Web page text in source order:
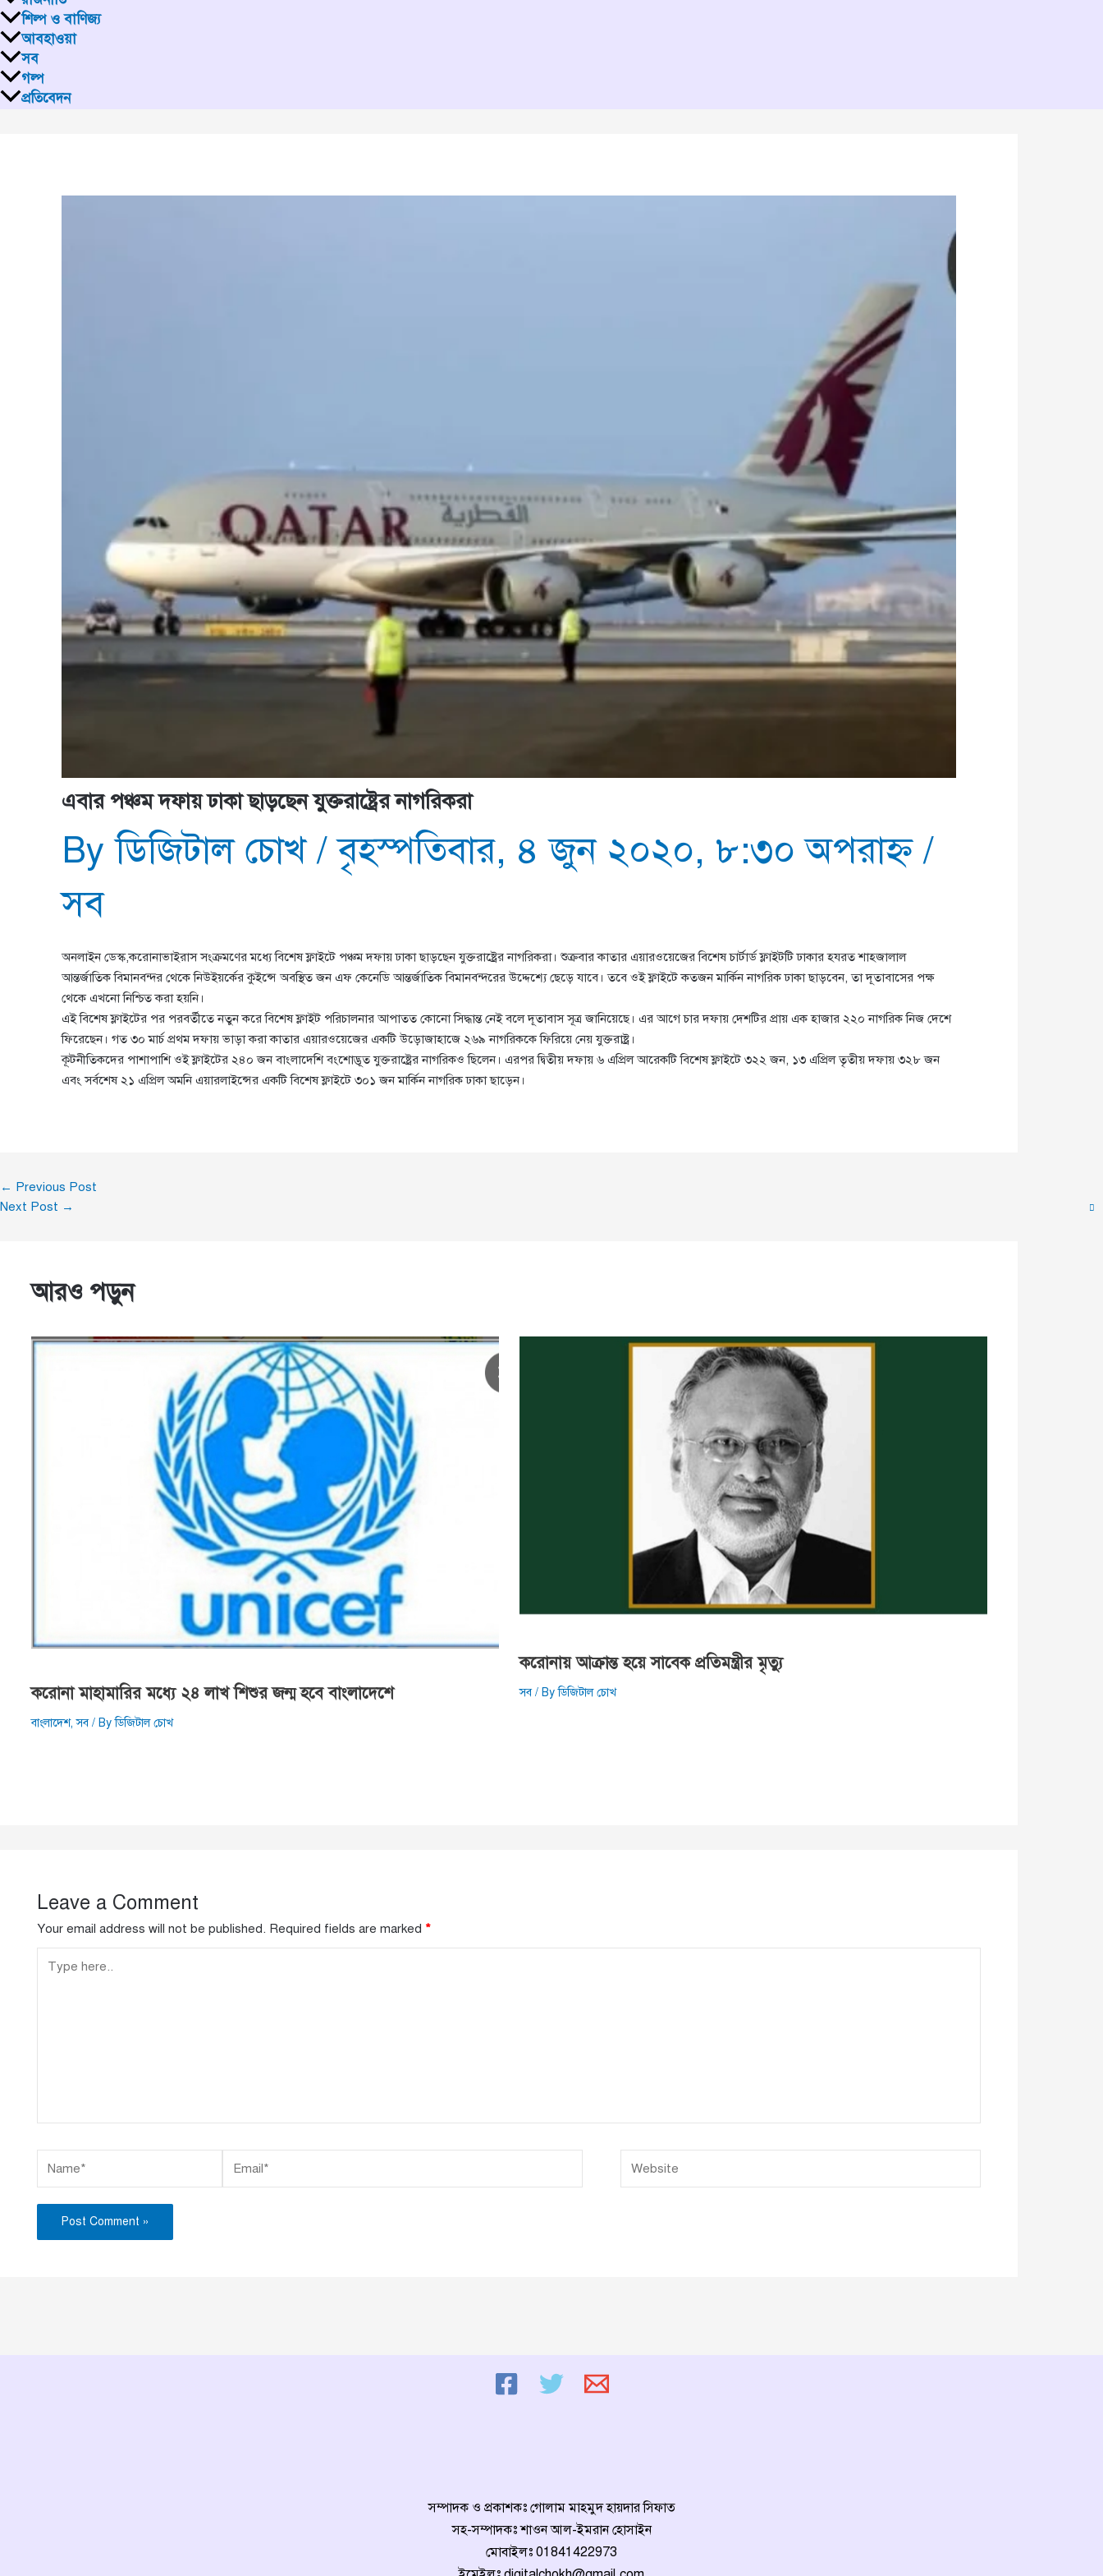
শিল্প ও বাণিজ্য
আবহাওয়া
সব
গল্প
প্রতিবেদন
এবার পঞ্চম দফায় ঢাকা ছাড়ছেন যুক্তরাষ্ট্রের নাগরিকরা
Byডিজিটাল চোখ/বৃহস্পতিবার, ৪ জুন ২০২০, ৮:৩০ অপরাহ্ণ/
সব
অনলাইন ডেস্ক,করোনাভাইরাস সংক্রমণের মধ্যে বিশেষ ফ্লাইটে পঞ্চম দফায় ঢাকা ছাড়ছেন যুক্তরাষ্ট্রের নাগরিকরা। শুক্রবার কাতার এয়ারওয়েজের বিশেষ চার্টার্ড ফ্লাইটটি ঢাকার হযরত শাহজালাল
আন্তর্জাতিক বিমানবন্দর থেকে নিউইয়র্কের কুইন্সে অবস্থিত জন এফ কেনেডি আন্তর্জাতিক বিমানবন্দরের উদ্দেশ্যে ছেড়ে যাবে। তবে ওই ফ্লাইটে কতজন মার্কিন নাগরিক ঢাকা ছাড়বেন, তা দূতাবাসের পক্ষ
থেকে এখনো নিশ্চিত করা হয়নি।
এই বিশেষ ফ্লাইটের পর পরবর্তীতে নতুন করে বিশেষ ফ্লাইট পরিচালনার আপাতত কোনো সিদ্ধান্ত নেই বলে দূতাবাস সূত্র জানিয়েছে। এর আগে চার দফায় দেশটির প্রায় এক হাজার ২২০ নাগরিক নিজ দেশে
ফিরেছেন। গত ৩০ মার্চ প্রথম দফায় ভাড়া করা কাতার এয়ারওয়েজের একটি উড়োজাহাজে ২৬৯ নাগরিককে ফিরিয়ে নেয় যুক্তরাষ্ট্র।
কূটনীতিকদের পাশাপাশি ওই ফ্লাইটের ২৪০ জন বাংলাদেশি বংশোদ্ভূত যুক্তরাষ্ট্রের নাগরিকও ছিলেন। এরপর দ্বিতীয় দফায় ৬ এপ্রিল আরেকটি বিশেষ ফ্লাইটে ৩২২ জন, ১৩ এপ্রিল তৃতীয় দফায় ৩২৮ জন
এবং সর্বশেষ ২১ এপ্রিল অমনি এয়ারলাইন্সের একটি বিশেষ ফ্লাইটে ৩০১ জন মার্কিন নাগরিক ঢাকা ছাড়েন।
← Previous Post
Next Post →
আরও পড়ুন
করোনা মাহামারির মধ্যে ২৪ লাখ শিশুর জন্ম হবে বাংলাদেশে
বাংলাদেশ,সব/ Byডিজিটাল চোখ
করোনায় আক্রান্ত হয়ে সাবেক প্রতিমন্ত্রীর মৃত্যু
সব/ Byডিজিটাল চোখ
Leave a Comment
Your email address will not be published. Required fields are marked *
Type
Name* Email* Website
সম্পাদক ও প্রকাশকঃ গোলাম মাহমুদ হায়দার সিফাত
সহ-সম্পাদকঃ শাওন আল-ইমরান হোসাইন
মোবাইলঃ 01841422973